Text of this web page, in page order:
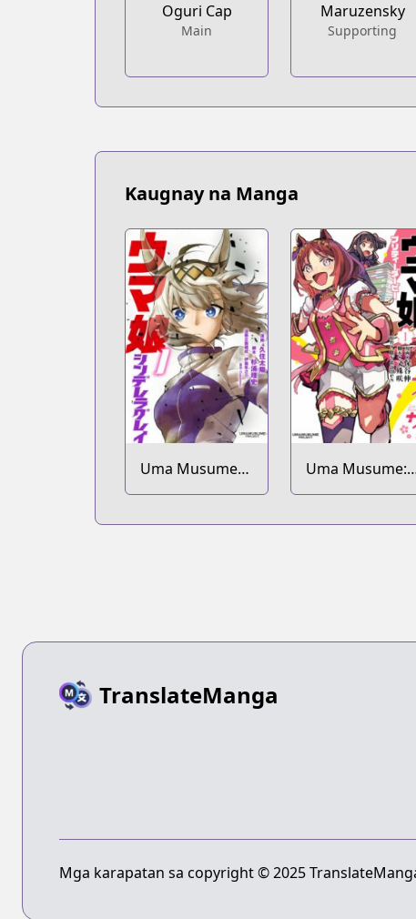
Oguri Cap
Main
Maruzensky
Supporting
Kaugnay na Manga
Uma Musume
Cinderella Gray
Uma Musume:
Pretty Derby -
TranslateManga
Mga karapatan sa copyright © 2025